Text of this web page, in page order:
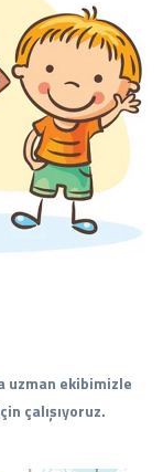
uzman ekibimizle
çalışıyoruz.